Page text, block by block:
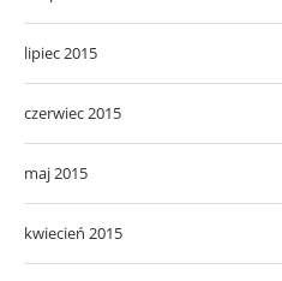
lipiec 2015
czerwiec 2015
maj 2015
kwiecień 2015